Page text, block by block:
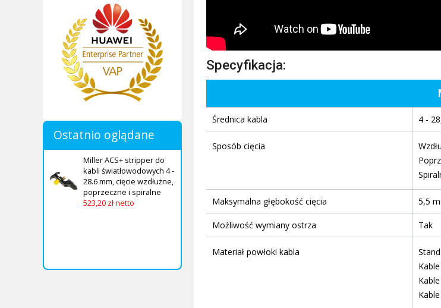
Ostatnio oglądane
Miller ACS+ stripper do
kabli światłowodowych 4 -
28.6 mm, cięcie wzdłużne,
poprzeczne i spiralne
523,20 zł netto
Specyfikacja:
Średnica kabla 4 -
Sposób cięcia
Maksymalna głębokość cięcia 5,5
Możliwość wymiany ostrza Tak
Materiał powłoki kabla